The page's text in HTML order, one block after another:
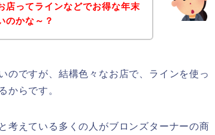
店ってラインなどでお得な年末
のかな～？
のですが、結構色々なお店で、ラインを使っ
からです。
考えている多くの人がブロンズターナーの商